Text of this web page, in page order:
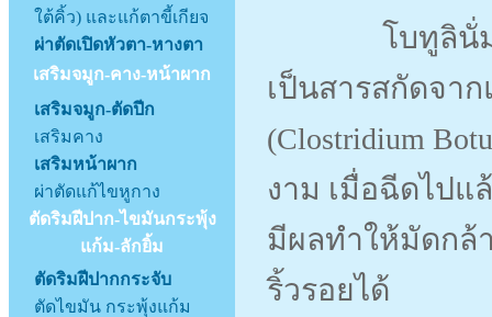
ใต้คิ้ว) และแก้ตาขี้เกียจ
ผ่าตัดเปิดหัวตา-หางตา
เสริมจมูก-คาง-หน้าผาก
เสริมจมูก-ตัดปีก
เสริมคาง
เสริมหน้าผาก
ผ่าตัดแก้ไขหูกาง
ตัดริมฝีปาก-ไขมันกระพุ้ง
แก้ม-ลักยิ้ม
ตัดริมฝีปากกระจับ
ตัดไขมัน กระพุ้งแก้ม
โบทูลินั่ม ท็อก
เป็นสารสกัดจา
(Clostridium
งาม เมื่อฉีดไปแ
มีผลทำให้มัดกล้
ริ้วรอยได้